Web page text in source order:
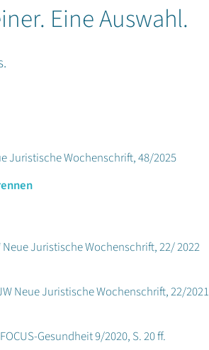
Eine Auswahl.
Juristische Wochenschrift, 48/2025
Juristische Wochenschrift, 22/ 2022
Neue Juristische Wochenschrift, 22/2021
Gesundheit 9/2020, S. 20 ff.